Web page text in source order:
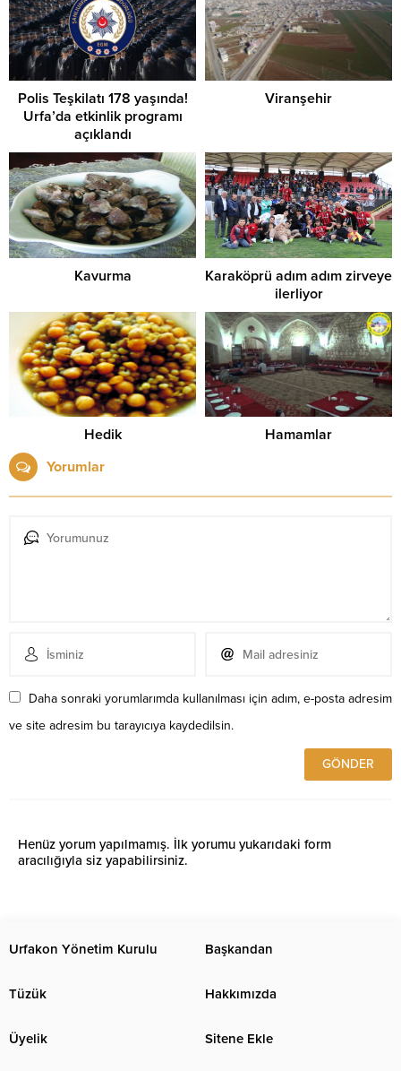
Polis Teşkilatı 178 yaşında!
Urfa’da etkinlik programı
açıklandı
Viranşehir
Kavurma
Karaköprü adım adım zirveye
ilerliyor
Hedik
Hamamlar
Yorumlar
Daha sonraki yorumlarımda kullanılması için adım, e-posta adresim
ve site adresim bu tarayıcıya kaydedilsin.
Henüz yorum yapılmamış. İlk yorumu yukarıdaki form
aracılığıyla siz yapabilirsiniz.
Urfakon Yönetim Kurulu Başkandan
Tüzük Hakkımızda
Üyelik Sitene Ekle